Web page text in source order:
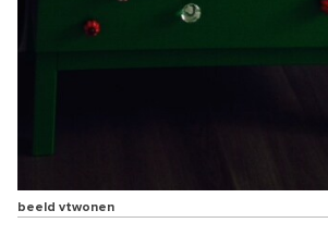
beeld vtwonen